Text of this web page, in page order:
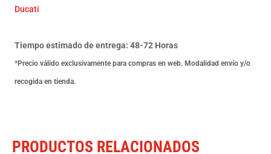
125
98-
01
cantidad
Ducati
Tiempo estimado de entrega: 48-72 Horas
*Precio válido exclusivamente para compras en web. Modalidad envío y/o
recogida en tienda.
PRODUCTOS RELACIONADOS